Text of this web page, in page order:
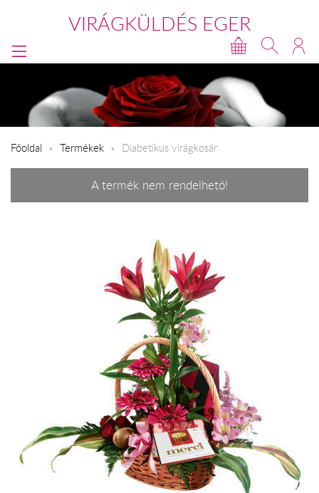
VIRÁGKÜLDÉS EGER
Főoldal Termékek Diabetikus virágkosár
A termék nem rendelhető!